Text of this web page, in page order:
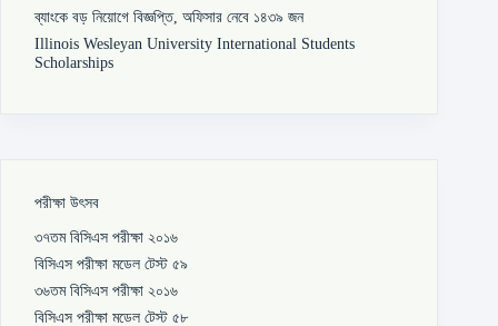
ব্যাংকে বড় নিয়োগে বিজ্ঞপ্তি, অফিসার নেবে ১৪৩৯ জন
Illinois Wesleyan University International Students
Scholarships
পরীক্ষা উৎসব
৩৭তম বিসিএস পরীক্ষা ২০১৬
বিসিএস পরীক্ষা মডেল টেস্ট ৫৯
৩৬তম বিসিএস পরীক্ষা ২০১৬
বিসিএস পরীক্ষা মডেল টেস্ট ৫৮